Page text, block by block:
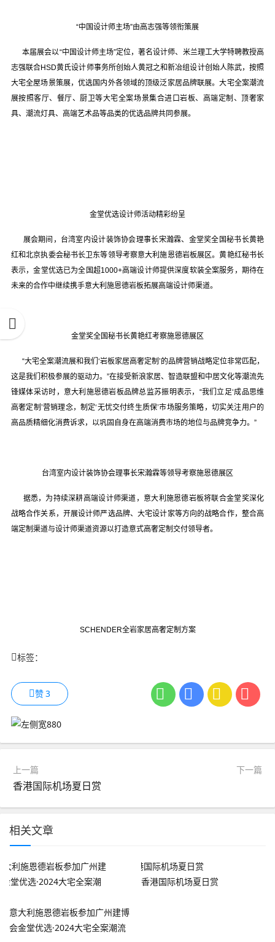
“中国设计师主场”由高志强等领衔策展
本届展会以“中国设计师主场”定位，著名设计师、米兰理工大学特聘教授高
志强联合HSD黄氏设计师事务所创始人黄冠之和新冶组设计创始人陈武，按照
大宅全屋场景策展，优选国内外各领域的顶级泛家居品牌联展。大宅全案潮流
展按照客厅、餐厅、厨卫等大宅全案场景集合进口岩板、高端定制、顶奢家
具、潮流灯具、高端艺术品等品类的优选品牌共同参展。
金堂优选设计师活动精彩纷呈
展会期间，台湾室内设计装饰协会理事长宋瀚霖、金堂奖全国秘书长黄艳
红和北京执委会秘书长卫东等领导考察意大利施恩德岩板展区。黄艳红秘书长
表示，金堂优选已为全国超1000+高端设计师提供深度软装全案服务，期待在
未来的合作中继续携手意大利施恩德岩板拓展高端设计师渠道。
金堂奖全国秘书长黄艳红考察施恩德展区
“大宅全案潮流展和我们‘岩板家居高奢定制’的品牌营销战略定位非常匹配，
这是我们积极参展的驱动力。”在接受新浪家居、智造联盟和中居文化等潮流先
锋媒体采访时，意大利施恩德岩板品牌总监苏振明表示，“我们立足‘成品思维
高奢定制’营销理念，制定‘无忧交付终生质保’市场服务策略，切实关注用户的
高品质精细化消费诉求，以巩固自身在高端消费市场的地位与品牌竞争力。”
台湾室内设计装饰协会理事长宋瀚霖等领导考察施恩德展区
据悉，为持续深耕高端设计师渠道，意大利施恩德岩板将联合金堂奖深化
战略合作关系，开展设计师严选品牌、大宅设计家等方向的战略合作，整合高
端定制渠道与设计师渠道资源以打造意式高奢定制交付领导者。
SCHENDER全岩家居高奢定制方案
标签：
赞3
上一篇
香港国际机场夏日赏
下一篇
相关文章
意大利施恩德岩板参加广州建博
会金堂优选·2024大宅全案潮流
香港国际机场夏日赏